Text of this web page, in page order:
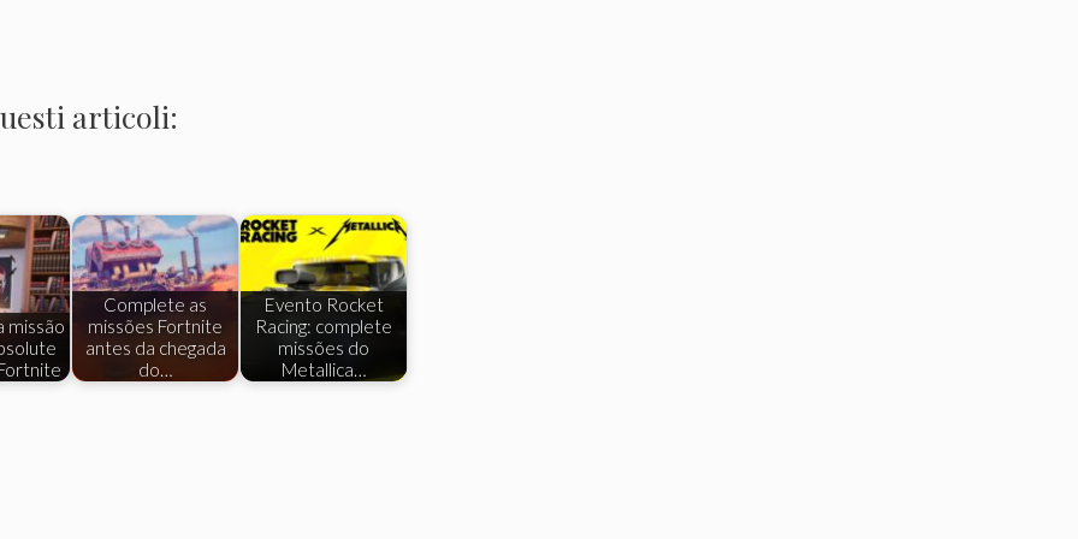
articoli:
missão
Complete as
missões Fortnite
antes da chegada
do…
Evento Rocket
Racing: complete
missões do
Metallica…